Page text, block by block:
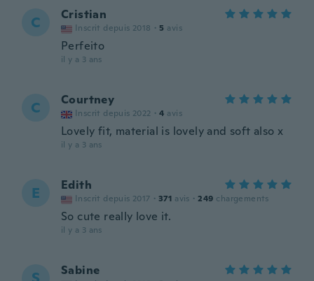
C Cristian
Inscrit depuis 2018 · 5 avis
Perfeito
il y a 3 ans
C Courtney
Inscrit depuis 2022 · 4 avis
Lovely fit, material is lovely and soft also x
il y a 3 ans
E Edith
Inscrit depuis 2017 · 371 avis · 249 chargements
So cute really love it.
il y a 3 ans
Sabine